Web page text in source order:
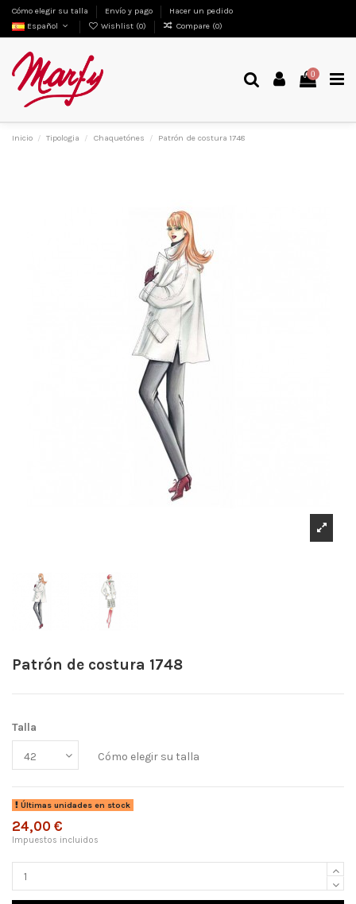
Cómo elegir su talla Envío y pago
Hacer un pedido
Español
Wishlist (0) Compare (0)
0
Inicio Tipologia Chaquetónes Patrón de costura 1748
Patrón de costura 1748
Talla
Cómo elegir su talla
Últimas unidades en stock
24,00 €
Impuestos incluidos